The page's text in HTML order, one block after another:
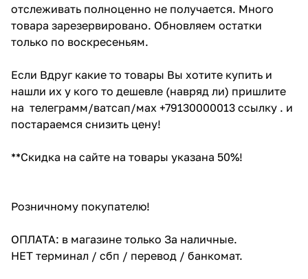
отслеживать полноценно не получается. Много
товара зарезервировано. Обновляем остатки
только по воскресеньям.
Если Вдруг какие то товары Вы хотите купить и
нашли их у кого то дешевле (навряд ли) пришлите
на телеграмм/ватсап/мах +79130000013 ссылку . и
постараемся снизить цену!
**Скидка на сайте на товары указана 50%!
Розничному покупателю!
ОПЛАТА: в магазине только За наличные.
НЕТ терминал / сбп / перевод / банкомат.